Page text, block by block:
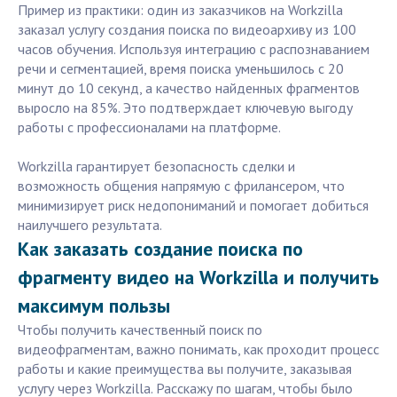
Пример из практики: один из заказчиков на Workzilla
заказал услугу создания поиска по видеоархиву из 100
часов обучения. Используя интеграцию с распознаванием
речи и сегментацией, время поиска уменьшилось с 20
минут до 10 секунд, а качество найденных фрагментов
выросло на 85%. Это подтверждает ключевую выгоду
работы с профессионалами на платформе.
Workzilla гарантирует безопасность сделки и
возможность общения напрямую с фрилансером, что
минимизирует риск недопониманий и помогает добиться
наилучшего результата.
Как заказать создание поиска по
фрагменту видео на Workzilla и получить
максимум пользы
Чтобы получить качественный поиск по
видеофрагментам, важно понимать, как проходит процесс
работы и какие преимущества вы получите, заказывая
услугу через Workzilla. Расскажу по шагам, чтобы было